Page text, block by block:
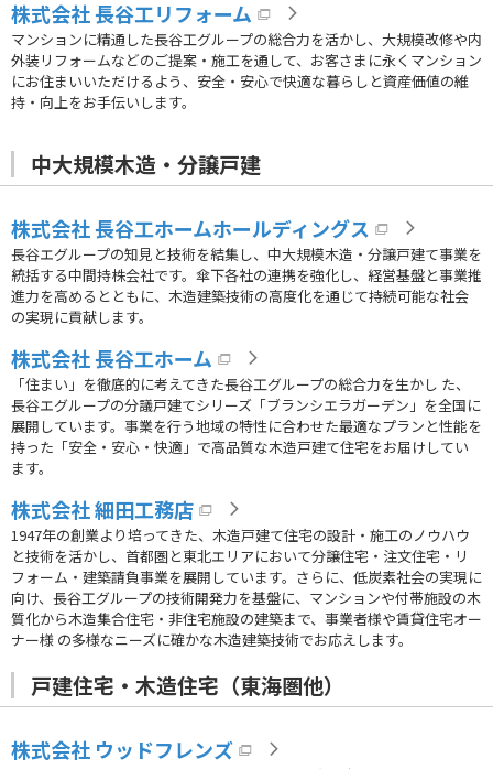
株式会社 長谷工リフォーム
マンションに精通した長谷工グループの総合力を活かし、大規模改修や内
外装リフォームなどのご提案・施工を通して、お客さまに永くマンション
にお住まいいただけるよう、安全・安心で快適な暮らしと資産価値の維
持・向上をお手伝いします。
中大規模木造・分譲戸建
株式会社 長谷工ホームホールディングス
長谷エグループの知見と技術を結集し、中大規模木造・分譲戸建て事業を
統括する中間持株会社です。傘下各社の連携を強化し、経営基盤と事業推
進力を高めるとともに、木造建築技術の高度化を通じて持続可能な社会
の実現に貢献します。
株式会社 長谷工ホーム
「住まい」を徹底的に考えてきた長谷工グループの総合力を生かし た、
長谷エグループの分議戸建てシリーズ「ブランシエラガーデン」を全国に
展開しています。事業を行う地域の特性に合わせた最適なプランと性能を
持った「安全・安心・快適」で高品質な木造戸建て住宅をお届けしてい
ます。
株式会社 細田工務店
1947年の創業より培ってきた、木造戸建て住宅の設計・施工のノウハウ
と技術を活かし、首都圏と東北エリアにおいて分譲住宅・注文住宅・リ
フォーム・建築請負事業を展開しています。さらに、低炭素社会の実現に
向け、長谷工グループの技術開発力を基盤に、マンションや付帯施設の木
質化から木造集合住宅・非住宅施設の建築まで、事業者様や賃貸住宅オー
ナー様 の多様なニーズに確かな木造建築技術でお応えします。
戸建住宅・木造住宅（東海圏他）
株式会社 ウッドフレンズ